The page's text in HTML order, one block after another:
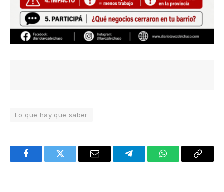
Lo que hay que saber
FacebookTwitter Email TelegramWhatsAppCopy